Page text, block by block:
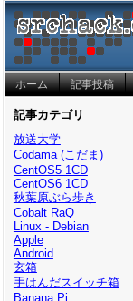
ホーム 記事投稿
記事カテゴリ
放送大学
Codama (こだま)
CentOS5 1CD
CentOS6 1CD
秋葉原ぶら歩き
Cobalt RaQ
Linux - Debian
Apple
Android
玄箱
手はんだスイッチ箱
Banana Pi